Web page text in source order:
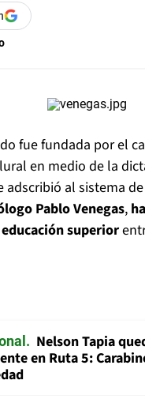
fue fundada por el
en medio de la
al sistema
Pablo Venegas,
superior
Nelson Tapia
en Ruta 5: